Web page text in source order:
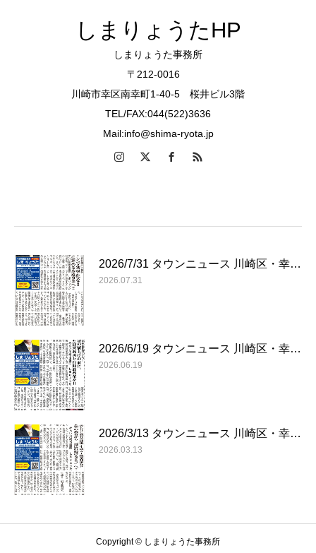
しまりょうたHP
しまりょうた事務所
〒212-0016
川崎市幸区南幸町1-40-5 桜井ビル3階
TEL/FAX:044(522)3636
Mail:info@shima-ryota.jp
2026/7/31 タウンニュース 川崎区・幸…
2026.07.31
2026/6/19 タウンニュース 川崎区・幸…
2026.06.19
2026/3/13 タウンニュース 川崎区・幸…
2026.03.13
Copyright © しまりょうた事務所